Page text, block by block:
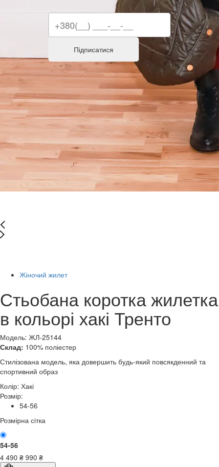
Жіночий жилет
Стьобана коротка жилетка
в кольорі хакі Тренто
Модель: ЖЛ-25144
Склад: 100% поліестер
Стилізована модель, яка довершить будь-який повсякденний та
спортивний образ
Колір: Хакі
Розмір:
54-56
Розмірна сітка
54-56
4 490 ₴ 990 ₴
Підписатися